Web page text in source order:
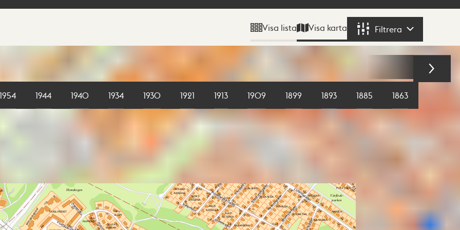
Visa lista Visa karta Filtrera
1954 1944 1940 1934 1930 1921 1913 1909 1899 1893 1885 1863